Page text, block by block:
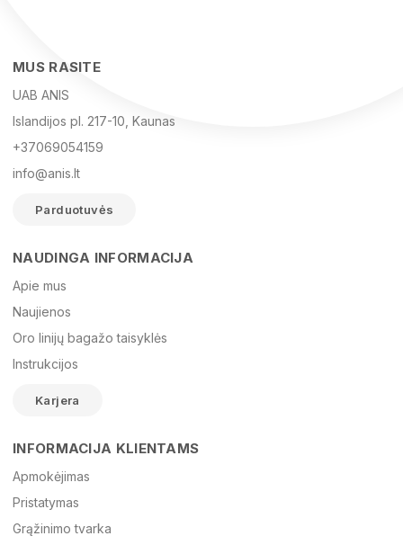
El. paštas
Žinutė
MUS RASITE
UAB ANIS
Islandijos pl. 217-10, Kaunas
+37069054159
info@anis.lt
Parduotuvės
NAUDINGA INFORMACIJA
Apie mus
Naujienos
Oro linijų bagažo taisyklės
Instrukcijos
Karjera
INFORMACIJA KLIENTAMS
Apmokėjimas
Pristatymas
Grąžinimo tvarka